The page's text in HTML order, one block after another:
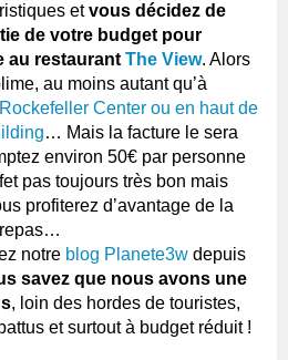
etvous décidez de
de votre budget pour
au restaurant The View. Alors
au moins autant qu’à
Rockefeller Center ou en haut de
… Mais la facture le sera
environ 50€ par personne
pas toujours très bon mais
profiterez d’avantage de la
notre blog Planete3w depuis
savez que nous avons une
, loin des hordes de touristes,
et surtout à budget réduit !